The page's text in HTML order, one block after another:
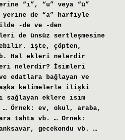
“ı”, “u” veya “ü”
de “a” harfiyle
-de ve -den
de ünsüz sertleşmesine
işte, çöpten,
Hal ekleri nelerdir
nelerdir? İsimleri
bağlayan ve
kelimelerle ilişki
sağlayan eklere isim
Örnek: ev, okul, araba,
tahta vb. … Örnek:
gecekondu vb. …